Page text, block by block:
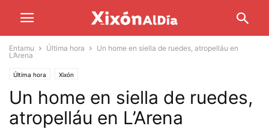
Entamu Última hora
Un home en siella de ruedes, atropelláu en
L’Arena
Última hora Xixón
Un home en siella de ruedes,
atropelláu en L’Arena